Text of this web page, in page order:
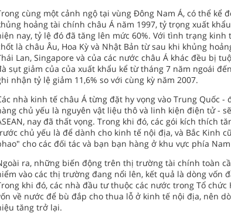
cùng một cảnh ngộ tại vùng Đông Nam Á, có thể kể
hoảng tài chính châu Á năm 1997, tỷ trọng xuất
nay, tỷ lệ đó đã tăng lên mức 60%. Với tình trạng
là châu Âu, Hoa Kỳ và Nhật Bản từ sau khi khủng
Lan, Singapore và của các nước châu Á khác đều bị
sụt giảm của của xuất khẩu kể từ tháng 7 năm ngoái
nhận tỷ lệ giảm 11,6% so với cùng kỳ năm 2007.
nhà kinh tế châu Á từng đặt hy vọng vào Trung Quốc
chủ yếu là nguyên vật liệu thô và linh kiện điện tử -
nay đã thất vọng. Trong khi đó, các gói kích thích
chủ yếu là để dành cho kinh tế nội địa, và Bắc Kinh
cho các đối tác và bạn bạn hàng ở khu vực phía
ra, những biến động trên thị trường tài chính toàn
vào các thị trường đang nổi lên, kết quả là dòng vốn
khi đó, các nhà đầu tư thuộc các nước trong Tổ
về nước để bù đắp cho thua lỗ ở kinh tế nội địa, nên
tăng trở lại.